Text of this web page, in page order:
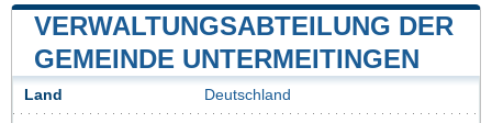
VERWALTUNGSABTEILUNG DER
GEMEINDE UNTERMEITINGEN
Land Deutschland